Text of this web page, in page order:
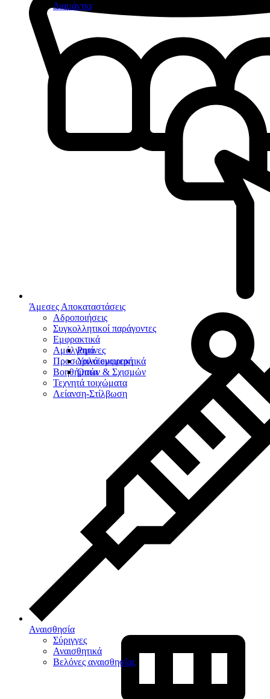
Διαμάντια
Άμεσες Αποκαταστάσεις
Αδροποιήσεις
Συγκολλητικοί παράγοντες
Εμφρακτικά
Ρητίνες
Υαλοϊονομερή
Οπών & Σχισμών
Αμάλγαμα
Προσωρινά εμφρακτικά
Βοηθήματα
Τεχνητά τοιχώματα
Λείανση-Στίλβωση
Αναισθησία
Σύριγγες
Αναισθητικά
Βελόνες αναισθησίας